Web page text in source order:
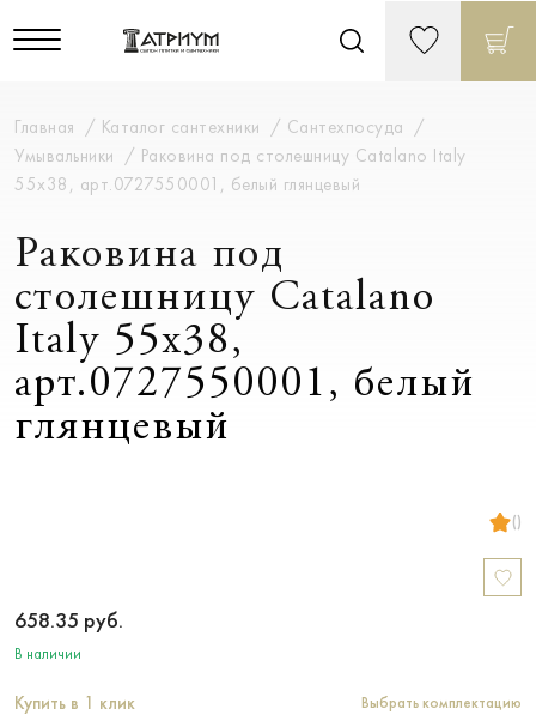
Главная Каталог сантехники
Сантехпосуда
Умывальники
Раковина под столешницу Catalano Italy
55х38, арт.0727550001, белый глянцевый
Раковина под
столешницу Catalano
Italy 55х38,
арт.0727550001, белый
глянцевый
()
658.35 руб.
В наличии
Купить в 1 клик Выбрать комплектацию